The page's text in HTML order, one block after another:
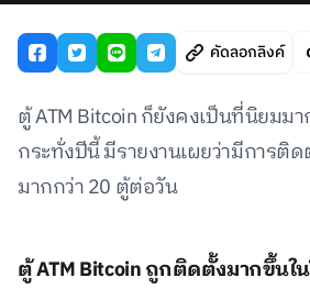
คัดลอกลิงค์
ตู้ ATM Bitcoin ก็ยังคงเป็นที่นิยมม
กระทั่งปีนี้ มีรายงานเผยว่ามีการติด
มากกว่า 20 ตู้ต่อวัน
ตู้ ATM Bitcoin ถูกติดตั้งมากขึ้นใ